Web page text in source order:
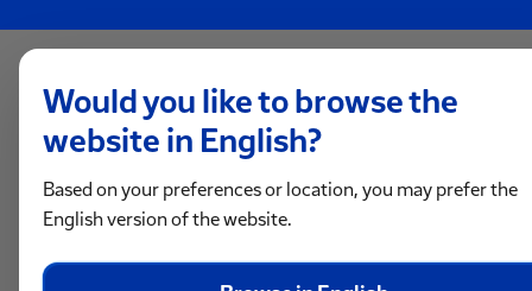
Would you like to browse the
website in English?
Based on your preferences or location, you may prefer the
English version of the website.